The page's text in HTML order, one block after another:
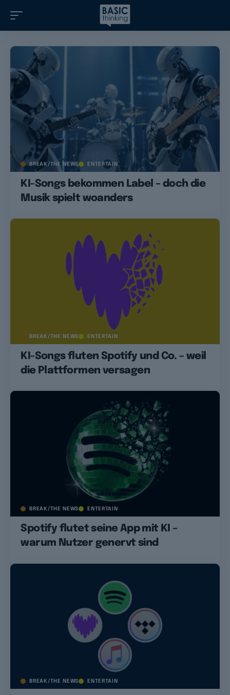
BREAK/THE NEWS ENTERTAIN
KI-Songs bekommen Label – doch die
Musik spielt woanders
BREAK/THE NEWS ENTERTAIN
KI-Songs fluten Spotify und Co. – weil
die Plattformen versagen
BREAK/THE NEWS ENTERTAIN
Spotify flutet seine App mit KI –
warum Nutzer genervt sind
BREAK/THE NEWS ENTERTAIN